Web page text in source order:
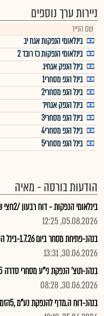
ניירות ערך נוספים
שם הנייר
בינלאומי הנפקות אגח יב
בינלאומי הנפקות כז רובד 2
בינל הנפק אגחיג
בינל הנפ מסחרי1
בינל הנפ מסחרי2
בינל הנפק אגחיד
בינל הנפ מסחרי3
בינל הנפ מסחרי4
בינל הנפ מסחרי5
הודעות בורסה - מאיה
בינלאומי הנפקות - דוח רבעון /2חצי שנתי לשנת 2026
05.08.2026, 12:25
בנהנ-פתיחת מסחר ביום 1.7.26-בינל הנפ מסחרי5
30.06.2026, 13:31
בנהנ-תוצ' הנפקת ני"ע מסחרי סדרה 5 לציבור
30.06.2026, 08:28
בנהנ-דוח ה.מדף להנפקת נע"מ ,5הזמנות: 29.6.26